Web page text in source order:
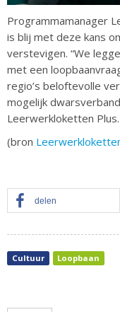
Programmamanager
is blij met deze kans
verstevigen. “We
met een
regio’s beloftevolle
mogelijk
Leerwerkloketten Plus.
(bron
delen
Cultuur Loopbaan